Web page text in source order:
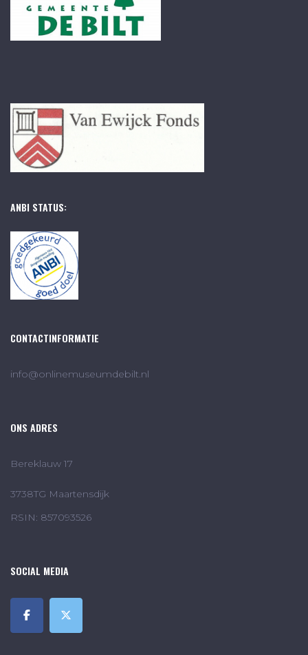
ANBI STATUS:
CONTACTINFORMATIE
info@onlinemuseumdebilt.nl
ONS ADRES
Bereklauw 17
3738TG Maartensdijk
RSIN: 857093526
SOCIAL MEDIA